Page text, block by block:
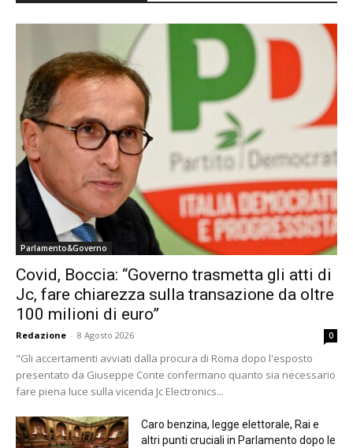
Parlamento&Governo
Covid, Boccia: “Governo trasmetta gli atti di
Jc, fare chiarezza sulla transazione da oltre
100 milioni di euro”
Redazione - 8 Agosto 2026 0
"Gli accertamenti avviati dalla procura di Roma dopo l'esposto
presentato da Giuseppe Conte confermano quanto sia necessario
fare piena luce sulla vicenda Jc Electronics...
Caro benzina, legge elettorale, Rai e
altri punti cruciali in Parlamento dopo le